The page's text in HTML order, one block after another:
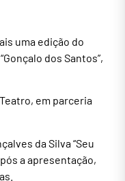
uma edição do
dos Santos”,
em parceria
da Silva “Seu
a apresentação,